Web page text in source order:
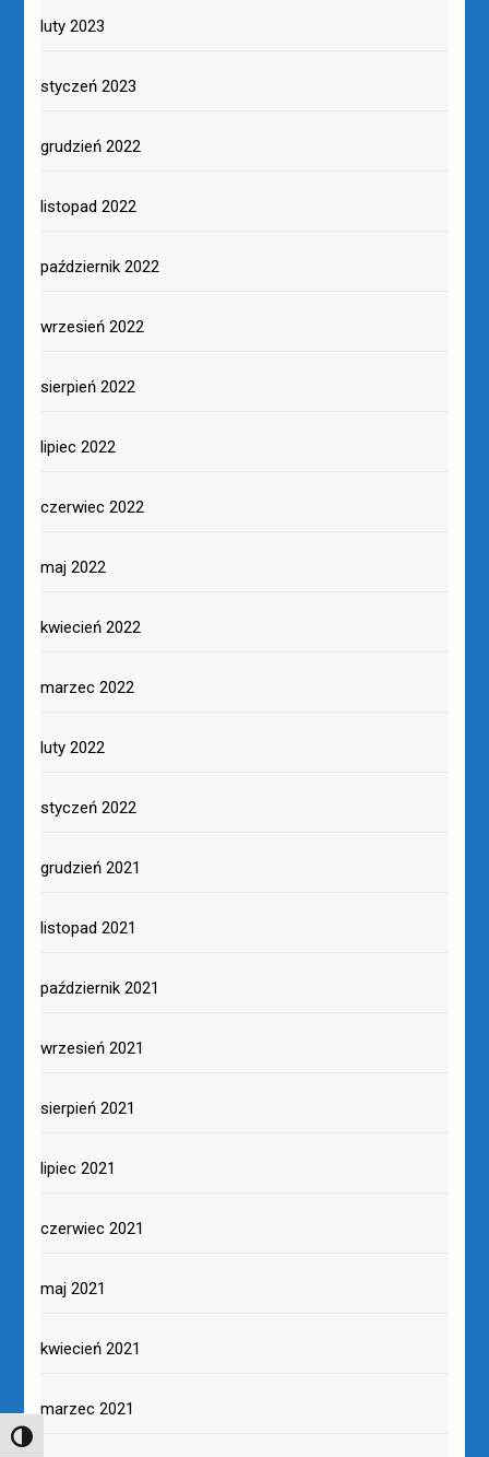
TOGGLE HIGH CONTRAST
luty 2023
styczeń 2023
grudzień 2022
listopad 2022
październik 2022
wrzesień 2022
sierpień 2022
lipiec 2022
czerwiec 2022
maj 2022
kwiecień 2022
marzec 2022
luty 2022
styczeń 2022
grudzień 2021
listopad 2021
październik 2021
wrzesień 2021
sierpień 2021
lipiec 2021
czerwiec 2021
maj 2021
kwiecień 2021
marzec 2021